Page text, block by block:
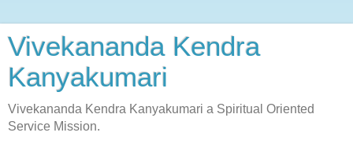
Vivekananda Kendra
Kanyakumari
Vivekananda Kendra Kanyakumari a Spiritual Oriented
Service Mission.